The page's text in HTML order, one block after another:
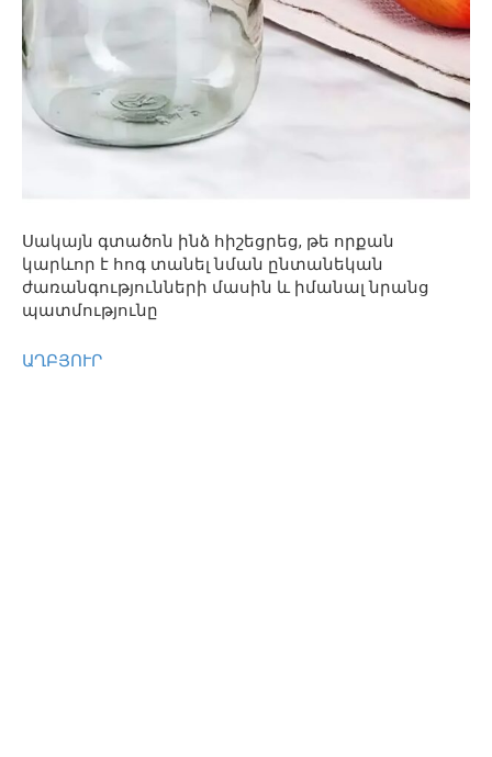
Սակայն գտածոն ինձ հիշեցրեց, թե որքան
կարևոր է հոգ տանել նման ընտանեկան
ժառանգությունների մասին և իմանալ նրանց
պատմությունը
ԱՂԲՅՈՒՐ